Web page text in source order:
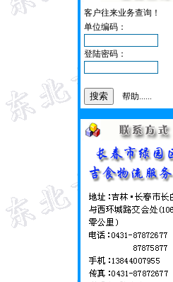
客户往来业务查询！
单位编码：
登陆密码：
帮助......